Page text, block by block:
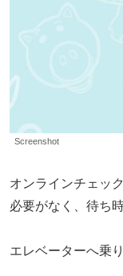
Screenshot
オンラインチェッ
必要がなく、待ち
エレベーターへ乗